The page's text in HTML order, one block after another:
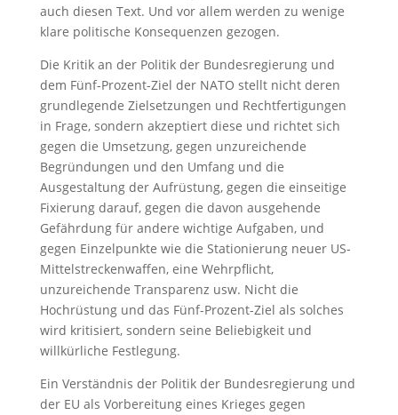
auch diesen Text. Und vor allem werden zu wenige
klare politische Konsequenzen gezogen.
Die Kritik an der Politik der Bundesregierung und
dem Fünf-Prozent-Ziel der NATO stellt nicht deren
grundlegende Zielsetzungen und Rechtfertigungen
in Frage, sondern akzeptiert diese und richtet sich
gegen die Umsetzung, gegen unzureichende
Begründungen und den Umfang und die
Ausgestaltung der Aufrüstung, gegen die einseitige
Fixierung darauf, gegen die davon ausgehende
Gefährdung für andere wichtige Aufgaben, und
gegen Einzelpunkte wie die Stationierung neuer US-
Mittelstreckenwaffen, eine Wehrpflicht,
unzureichende Transparenz usw. Nicht die
Hochrüstung und das Fünf-Prozent-Ziel als solches
wird kritisiert, sondern seine Beliebigkeit und
willkürliche Festlegung.
Ein Verständnis der Politik der Bundesregierung und
der EU als Vorbereitung eines Krieges gegen